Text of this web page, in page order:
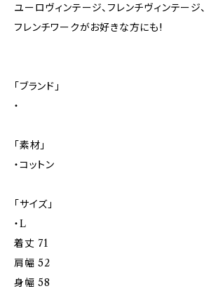
ユーロヴィンテージ、フレンチヴィンテージ、
フレンチワークがお好きな方にも!
「ブランド」
・
「素材」
・コットン
「サイズ」
・L
着丈 71
肩幅 52
身幅 58